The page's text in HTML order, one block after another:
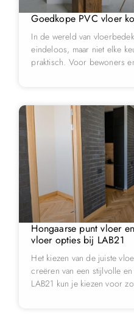
Goedkope PVC vloer
In de wereld van
eindeloos, maar niet elke
praktisch. Voor bewoners
Hongaarse punt vloer
vloer opties bij LAB21
Het kiezen van de juiste
creëren van een stijlvolle
LAB21 kun je kiezen voor